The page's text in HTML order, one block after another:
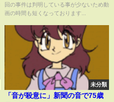
回の事件は判明している事が少ないため動
画の時間も短くなっております...
未分類
「音が殺意に」新聞の音で75歳